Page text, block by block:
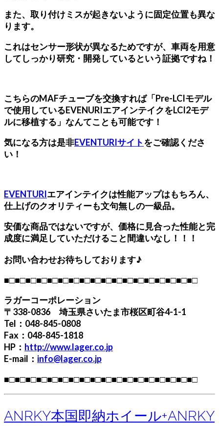
また、取り付けミスが起きないように固定位置も異な
ります。
これはセンサー形状が異なるためですが、車両を用意
してしっかり研究・開発しているという証拠ですね！
こちらのMAFチューブを交換すれば「Pre-LCIモデル
で使用しているEVENURIエアインテイクをLCI2モデ
ルに移植する」なんてことも可能です！
気になる方は是非EVENTURIサイトをご確認くださ
い！
EVENTURIエアインテイクは性能アップはもちろん、
仕上げのクオリティーも文句無しの一級品。
安価な商品ではないですが、価格に見合った性能と完
成度に満足していただけること間違いなし！！！
お問い合わせお待ちしております♪
■□■□■□■□■□■□■□■□■□■□■□■□■□■□■□■□■□■□
ラガーコーポレーション
〒338-0836 埼玉県さいたま市桜区町谷4-1-1
Tel：048-845-0808
Fax：048-845-1818
HP： http://www.lager.co.jp
E-mail： info@lager.co.jp
■□■□■□■□■□■□■□■□■□■□■□■□■□■□■□■□■□■□
ANRKY本国即納ホイール+ANRKY